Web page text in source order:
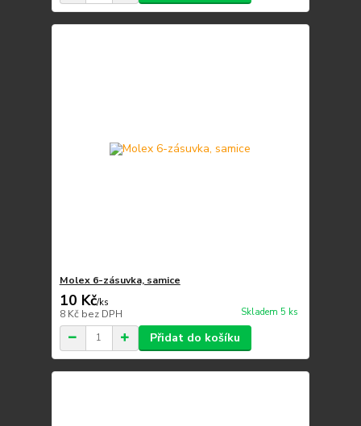
Molex 6-zásuvka, samice
10 Kč/ks
8 Kč bez DPH Skladem 5 ks
Přidat do košíku